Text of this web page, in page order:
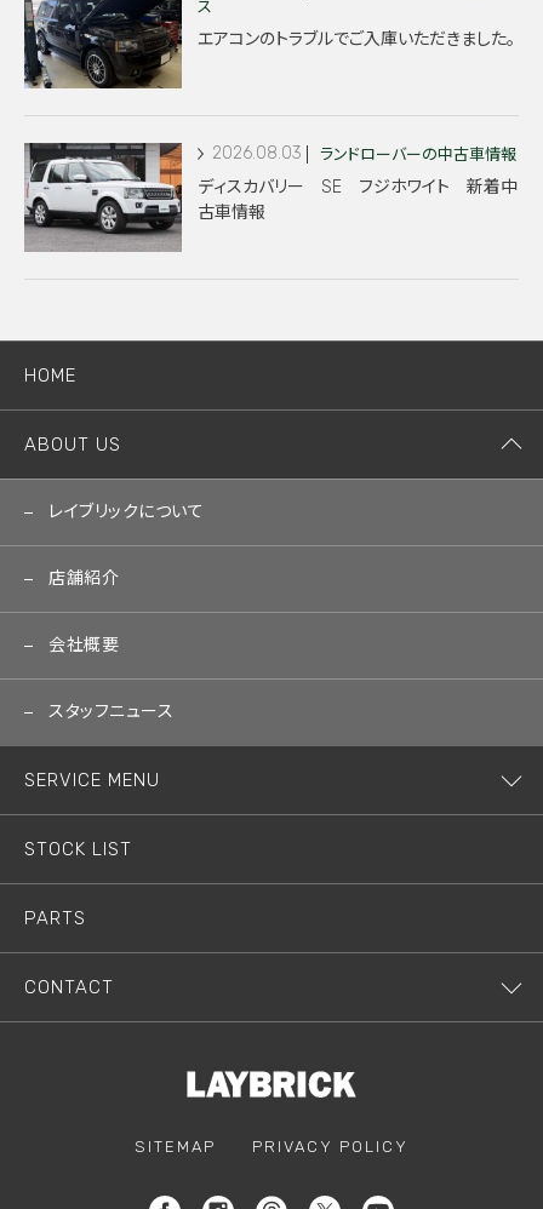
ス
エアコンのトラブルでご入庫いただきました。
2026.08.03 ランドローバーの中古車情報
ディスカバリー SE フジホワイト 新着中
古車情報
HOME
ABOUT US
レイブリックについて
店舗紹介
会社概要
スタッフニュース
SERVICE MENU
STOCK LIST
PARTS
CONTACT
SITEMAP PRIVACY POLICY